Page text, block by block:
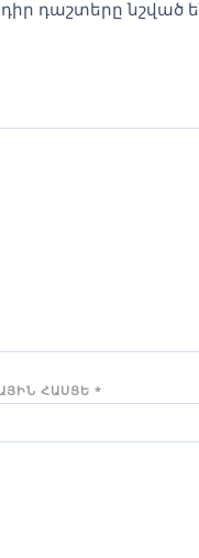
դաշտերը նշված
ՀԱՍՑԵ *